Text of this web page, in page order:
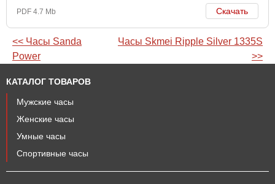
PDF 4.7 Mb Скачать
<< Часы Sanda
Power
Часы Skmei Ripple Silver 1335S
>>
КАТАЛОГ ТОВАРОВ
Мужские часы
Женские часы
Умные часы
Спортивные часы